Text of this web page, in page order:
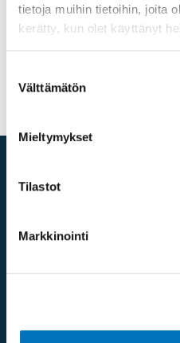
tietoja muihin tietoihin, joita
kerätty, kun olet käyttänyt
valinta
Välttämätön
Mieltymykset
Tilastot
Markkinointi